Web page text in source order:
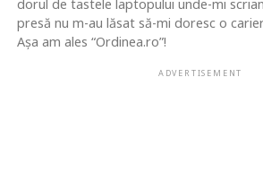
dorul de tastele laptopului unde-mi
presă nu m-au lăsat să-mi doresc o
Așa am ales “Ordinea.ro”!
ADVERTISEMENT